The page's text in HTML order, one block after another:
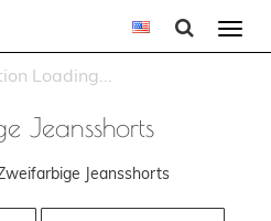
Jeansshorts
Jeansshorts